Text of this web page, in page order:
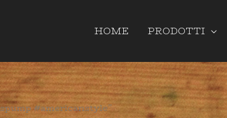
HOME PRODOTTI
#americanstyle”